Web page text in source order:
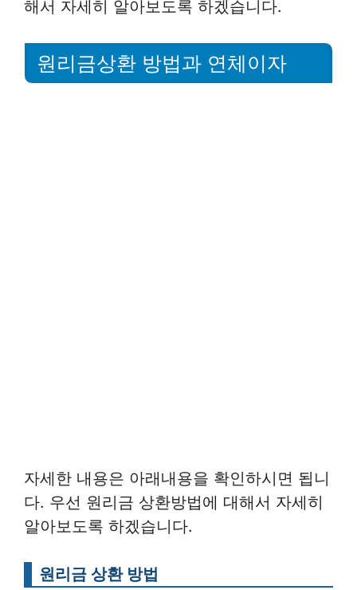
해서 자세히 알아보도록 하겠습니다.
원리금상환 방법과 연체이자
자세한 내용은 아래내용을 확인하시면 됩니
다. 우선 원리금 상환방법에 대해서 자세히
알아보도록 하겠습니다.
원리금 상환 방법